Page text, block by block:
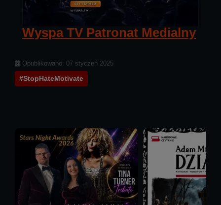
Wyspa TV Patronat Medialny
Szczegóły
Opublikowano: 07 styczeń 2025
#StopHateMotivate